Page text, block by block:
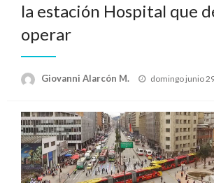
la estación Hospital que
operar
Giovanni Alarcón M.
Publicado
domingo junio